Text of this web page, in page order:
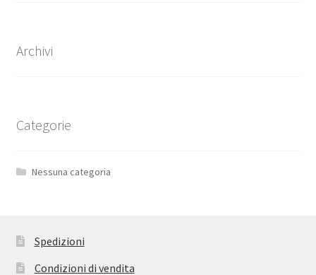
Archivi
Categorie
Nessuna categoria
Spedizioni
Condizioni di vendita